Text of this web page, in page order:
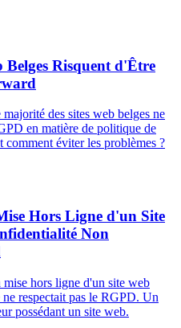
Belges Risquent d'Être
des sites web belges ne
en matière de politique de
éviter les problèmes ?
Hors Ligne d'un Site
Non
hors ligne d'un site web
respectait pas le RGPD. Un
possédant un site web.